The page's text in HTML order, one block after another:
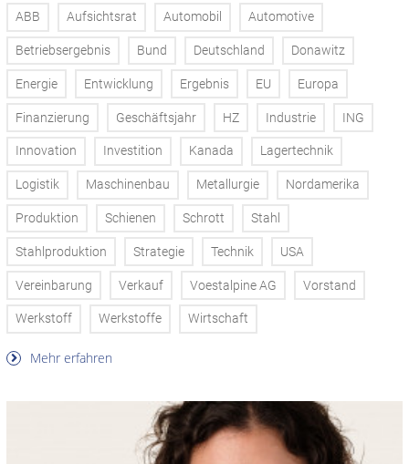
ABB Aufsichtsrat Automobil Automotive
Betriebsergebnis Bund Deutschland Donawitz
Energie Entwicklung Ergebnis EU Europa
Finanzierung Geschäftsjahr HZ Industrie ING
Innovation Investition Kanada Lagertechnik
Logistik Maschinenbau Metallurgie Nordamerika
Produktion Schienen Schrott Stahl
Stahlproduktion Strategie Technik USA
Vereinbarung Verkauf Voestalpine AG Vorstand
Werkstoff Werkstoffe Wirtschaft
Mehr erfahren